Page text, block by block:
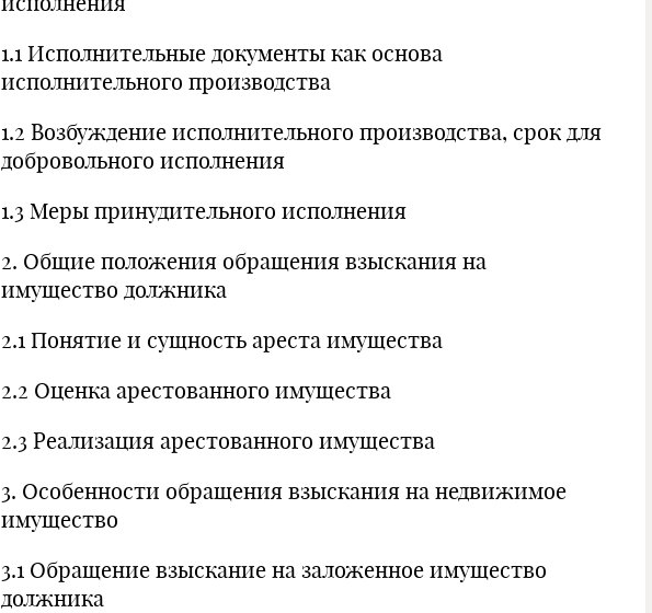
1.1 Исполнительные документы как основа
исполнительного производства
1.2 Возбуждение исполнительного производства, срок для
добровольного исполнения
1.3 Меры принудительного исполнения
2. Общие положения обращения взыскания на
имущество должника
2.1 Понятие и сущность ареста имущества
2.2 Оценка арестованного имущества
2.3 Реализация арестованного имущества
3. Особенности обращения взыскания на недвижимое
имущество
3.1 Обращение взыскание на заложенное имущество
должника